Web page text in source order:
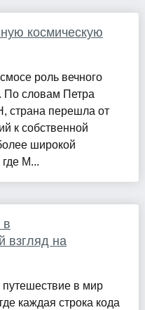
космическую
роль вечного
По словам Петра
перешла от
к собственной
широкой
М...
в
взгляд на
путешествие в мир
каждая строка кода